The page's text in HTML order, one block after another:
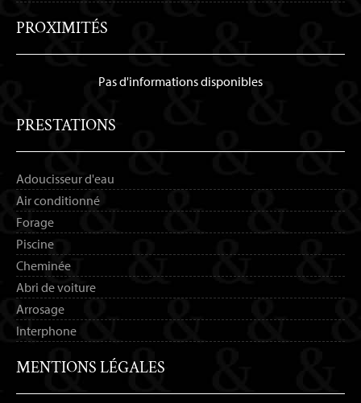
PROXIMITÉS
Pas d'informations disponibles
PRESTATIONS
Adoucisseur d'eau
Air conditionné
Forage
Piscine
Cheminée
Abri de voiture
Arrosage
Interphone
MENTIONS LÉGALES